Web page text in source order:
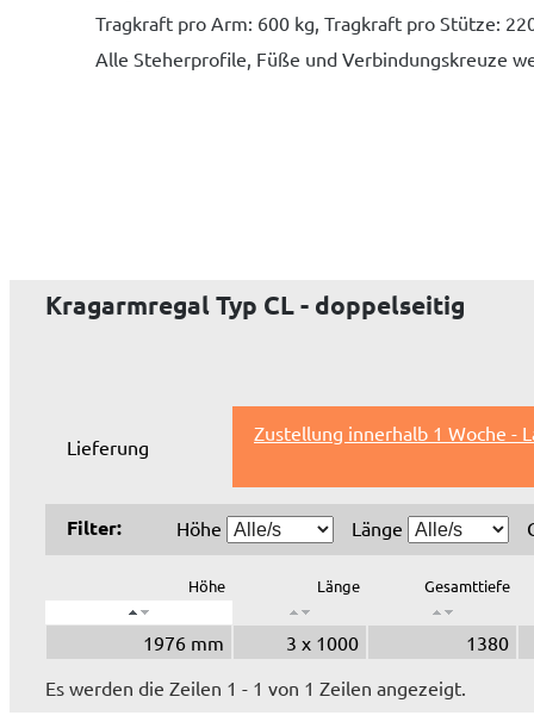
Tragkraft pro Arm: 600 kg, Tragkraft pro Stütze:
Alle Steherprofile, Füße und Verbindungskreuze
Kragarmregal Typ CL - doppelseitig
Lieferung
Zustellung innerhalb 1 Woche -
Filter: Höhe Länge
Höhe Länge Gesamttiefe
1976 mm 3 x 1000
1380
Es werden die Zeilen 1 - 1 von 1 Zeilen angezeigt.